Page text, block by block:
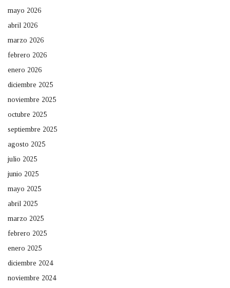
mayo 2026
abril 2026
marzo 2026
febrero 2026
enero 2026
diciembre 2025
noviembre 2025
octubre 2025
septiembre 2025
agosto 2025
julio 2025
junio 2025
mayo 2025
abril 2025
marzo 2025
febrero 2025
enero 2025
diciembre 2024
noviembre 2024